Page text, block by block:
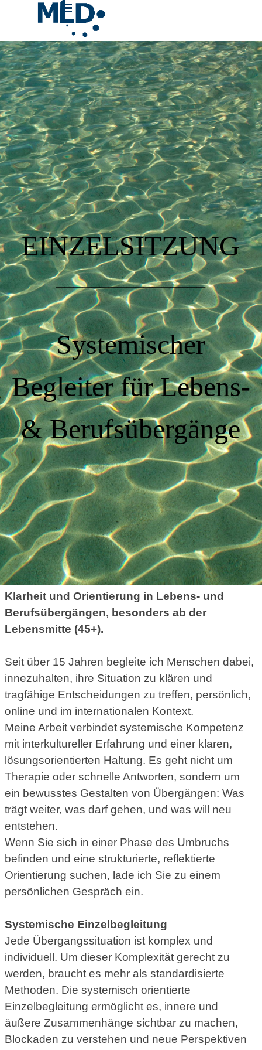
Vaya al ContenidoSaltar menú
EINZELSITZUNG
_________________
Systemischer
Begleiter für Lebens-
& Berufsübergänge
Klarheit und Orientierung in Lebens- und
Berufsübergängen, besonders ab der
Lebensmitte (45+).
Seit über 15 Jahren begleite ich Menschen dabei,
innezuhalten, ihre Situation zu klären und
tragfähige Entscheidungen zu treffen, persönlich,
online und im internationalen Kontext.
Meine Arbeit verbindet systemische Kompetenz
mit interkultureller Erfahrung und einer klaren,
lösungsorientierten Haltung. Es geht nicht um
Therapie oder schnelle Antworten, sondern um
ein bewusstes Gestalten von Übergängen: Was
trägt weiter, was darf gehen, und was will neu
entstehen.
Wenn Sie sich in einer Phase des Umbruchs
befinden und eine strukturierte, reflektierte
Orientierung suchen, lade ich Sie zu einem
persönlichen Gespräch ein.
Systemische Einzelbegleitung
Jede Übergangssituation ist komplex und
individuell. Um dieser Komplexität gerecht zu
werden, braucht es mehr als standardisierte
Methoden. Die systemisch orientierte
Einzelbegleitung ermöglicht es, innere und
äußere Zusammenhänge sichtbar zu machen,
Blockaden zu verstehen und neue Perspektiven